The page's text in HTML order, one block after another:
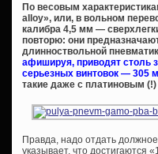
По весовым
alloy», или, в вольном
калибра 4,5 мм —
повторю: они
длинноствольной
афишируя, приводят столь
серьезных винтовок — 305
такие даже с платиновым
Правда, надо отдать
указывает, что достигаются